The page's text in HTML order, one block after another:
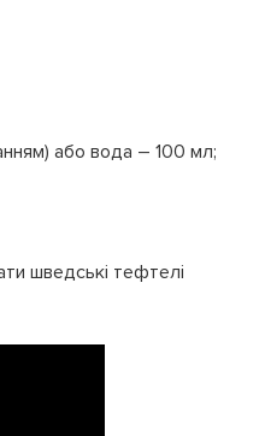
або вода – 100 мл;
шведські тефтелі